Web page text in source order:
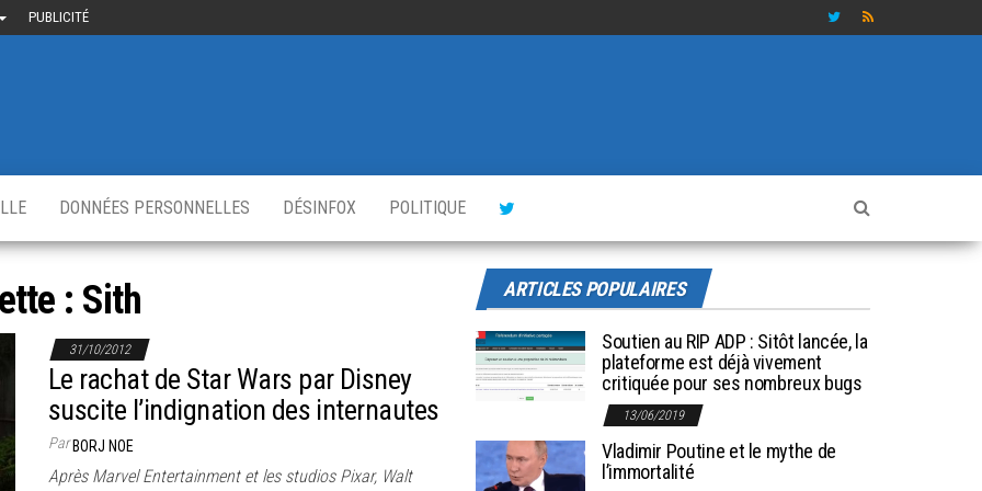
PUBLICITÉ
DONNÉES PERSONNELLES DÉSINFOX POLITIQUE
: Sith
31/10/2012
Le rachat de Star Wars par Disney
suscite l’indignation des internautes
ParBORJ NOE
Après Marvel Entertainment et les studios Pixar, Walt
ARTICLES POPULAIRES
Soutien au RIP ADP : Sitôt lancée, la
plateforme est déjà vivement
critiquée pour ses nombreux bugs
13/06/2019
Vladimir Poutine et le mythe de
l’immortalité